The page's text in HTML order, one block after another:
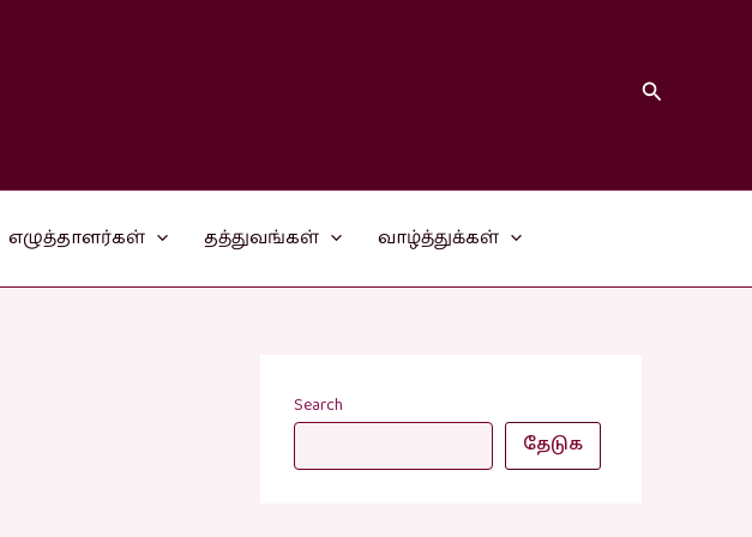
Search
எழுத்தாளர்கள் தத்துவங்கள் வாழ்த்துக்கள்
Search
தேடுக